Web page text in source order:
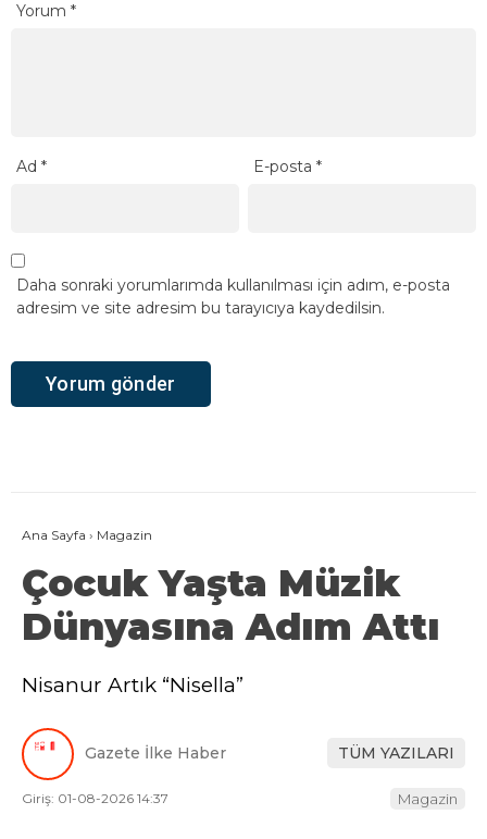
Yorum *
Ad * E-posta*
Daha sonraki yorumlarımda kullanılması için adım, e-posta
adresim ve site adresim bu tarayıcıya kaydedilsin.
Ana Sayfa › Magazin
Çocuk Yaşta Müzik
Dünyasına Adım Attı
Nisanur Artık “Nisella”
Gazete İlke Haber TÜM YAZILARI
Giriş: 01-08-2026 14:37 Magazin